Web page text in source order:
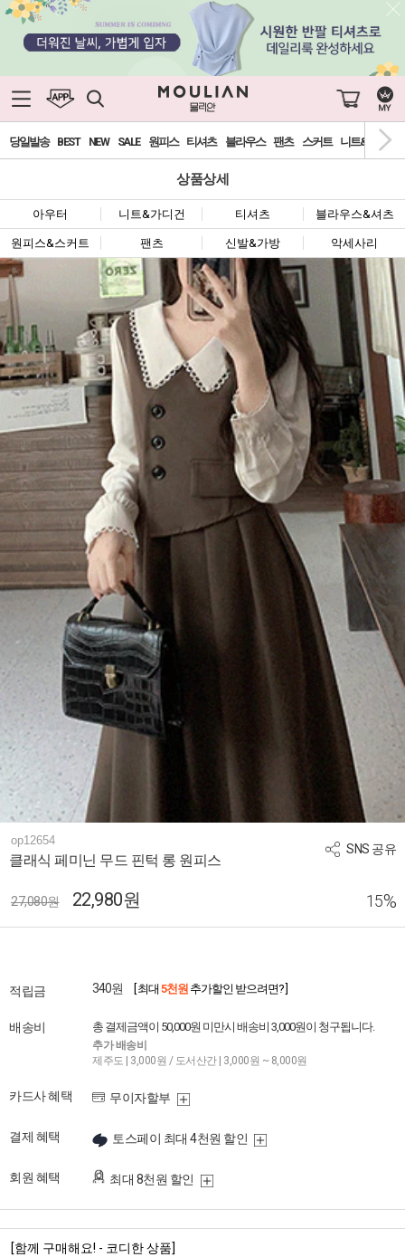
당일발송 BEST NEW SALE 원피스 티셔츠 블라우스 팬츠 스커트 니트&가디건
상품상세
아우터 니트&가디건 티셔츠 블라우스&셔츠
원피스&스커트 팬츠 신발&가방 악세사리
SNS 공유
op12654
클래식 페미닌 무드 핀턱 롱 원피스
27,080원 22,980원 15%
적립금 340원 [ 최대 5천원 추가할인 받으려면? ]
배송비 총 결제금액이 50,000원 미만시 배송비 3,000원이 청구됩니다.
추가 배송비
제주도 | 3,000원 / 도서산간 | 3,000원 ~ 8,000원
카드사 혜택 무이자할부
결제 혜택 토스페이 최대 4천원 할인
회원 혜택 최대 8천원 할인
[함께 구매해요! - 코디한 상품]